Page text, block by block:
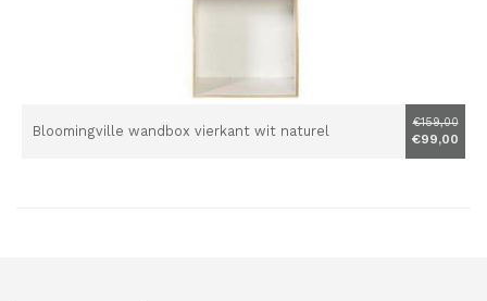
Bloomingville wandbox vierkant wit naturel
€159,00
€99,00